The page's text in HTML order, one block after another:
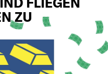
ZU